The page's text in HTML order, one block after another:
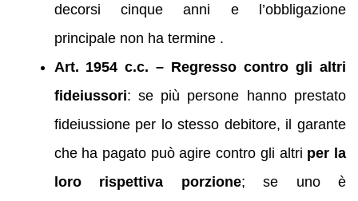
decorsi cinque anni e l’obbligazione
principale non ha termine .
Art. 1954 c.c. – Regresso contro gli altri
fideiussori: se più persone hanno prestato
fideiussione per lo stesso debitore, il garante
che ha pagato può agire contro gli altri per la
loro rispettiva porzione; se uno è